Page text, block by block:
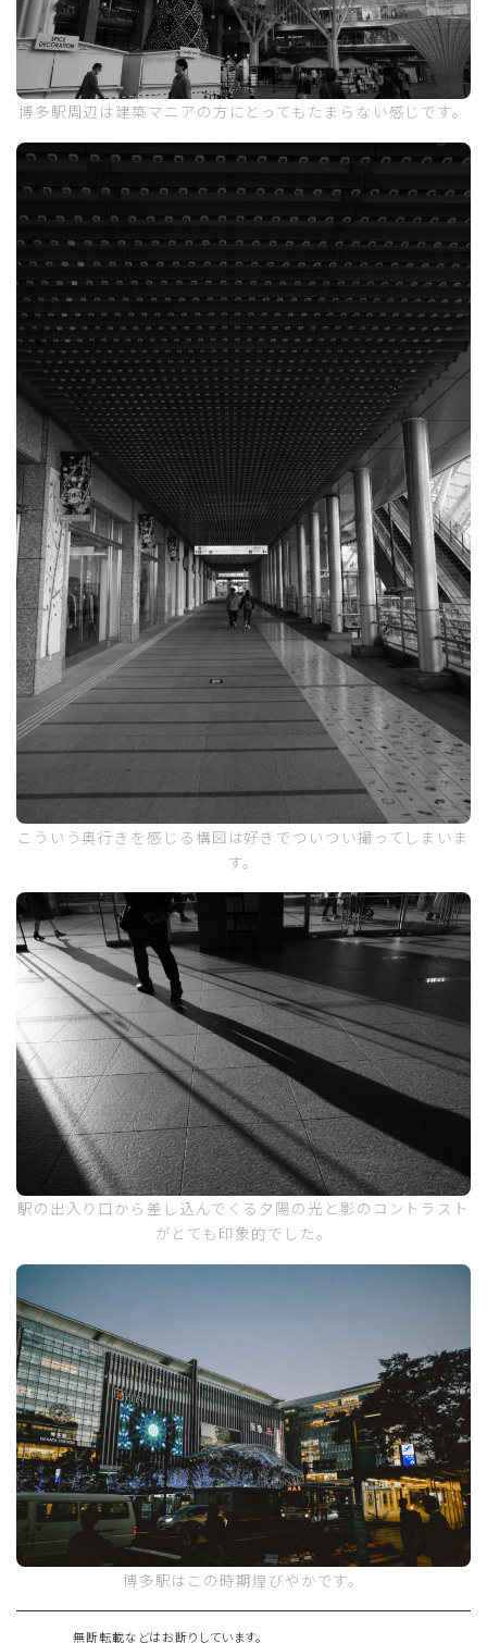
博多駅周辺は建築マニアの方にとってもたまらない感じです。
こういう奥行きを感じる構図は好きでついつい撮ってしまいま
す。
駅の出入り口から差し込んでくる夕陽の光と影のコントラスト
がとても印象的でした。
博多駅はこの時期煌びやかです。
無断転載などはお断りしています。